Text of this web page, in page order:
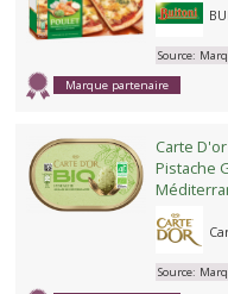
Marque partenaire
Source:
Carte
Pistache
Source: